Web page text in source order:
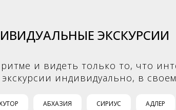
ЭКСКУРСИИ
и видеть только то, что
индивидуально, в
АБХАЗИЯ СИРИУС АДЛЕР